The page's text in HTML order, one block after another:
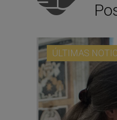
ÚLTIMAS